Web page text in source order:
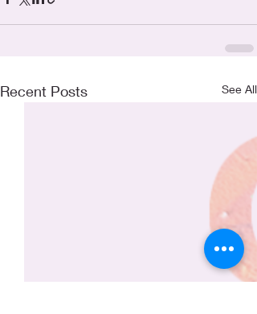
Recent Posts See All